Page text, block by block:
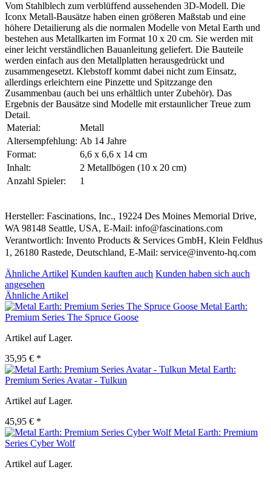
Vom Stahlblech zum verblüffend aussehenden 3D-Modell. Die
Iconx Metall-Bausätze haben einen größeren Maßstab und eine
höhere Detailierung als die normalen Modelle von Metal Earth und
bestehen aus Metallkarten im Format 10 x 20 cm. Sie werden mit
einer leicht verständlichen Bauanleitung geliefert. Die Bauteile
werden einfach aus den Metallplatten herausgedrückt und
zusammengesetzt. Klebstoff kommt dabei nicht zum Einsatz,
allerdings erleichtern eine Pinzette und Spitzzange den
Zusammenbau (auch bei uns erhältlich unter Zubehör). Das
Ergebnis der Bausätze sind Modelle mit erstaunlicher Treue zum
Detail.
Material:
Metall
Altersempfehlung: Ab 14 Jahre
Format:
6,6 x 6,6 x 14 cm
Inhalt:
2 Metallbögen (10 x 20 cm)
Anzahl Spieler:
1
Hersteller: Fascinations, Inc., 19224 Des Moines Memorial Drive,
WA 98148 Seattle, USA, E-Mail: info@fascinations.com
Verantwortlich: Invento Products & Services GmbH, Klein Feldhus
1, 26180 Rastede, Deutschland, E-Mail: service@invento-hq.com
Ähnliche Artikel Kunden kauften auch Kunden haben sich auch
angesehen
Ähnliche Artikel
Metal Earth:
Premium Series The Spruce Goose
Artikel auf Lager.
35,95 € *
Metal Earth:
Premium Series Avatar - Tulkun
Artikel auf Lager.
45,95 € *
Metal Earth: Premium
Series Cyber Wolf
Artikel auf Lager.